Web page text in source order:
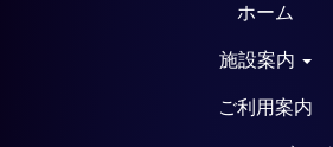
ホーム
施設案内
ご利用案内